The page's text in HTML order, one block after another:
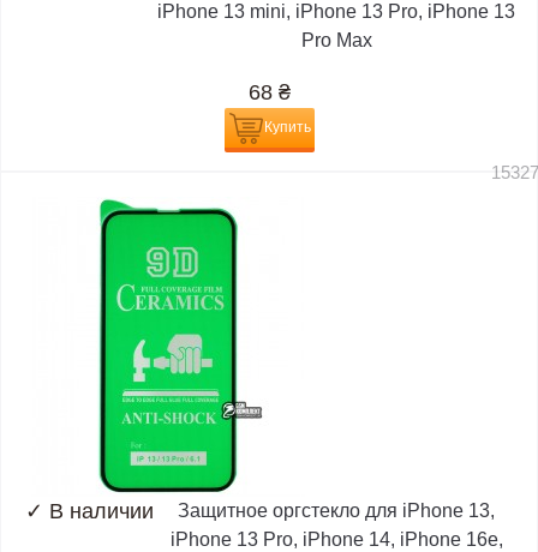
iPhone 13 mini, iPhone 13 Pro, iPhone 13
Pro Max
68 ₴
Купить
✓ В наличии
Защитное оргстекло для iPhone 13,
iPhone 13 Pro, iPhone 14, iPhone 16e,